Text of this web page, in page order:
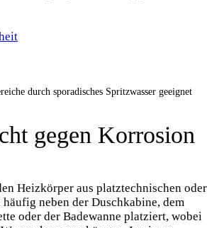
durch sporadisches Spritzwasser geeignet
gegen Korrosion
Heizkörper aus platztechnischen oder
neben der Duschkabine, dem
oder der Badewanne platziert, wobei